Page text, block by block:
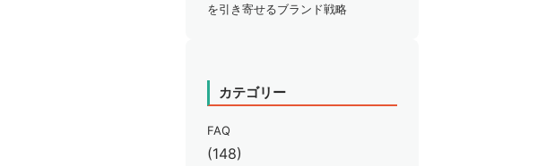
を引き寄せるブランド戦略
カテゴリー
FAQ
(148)